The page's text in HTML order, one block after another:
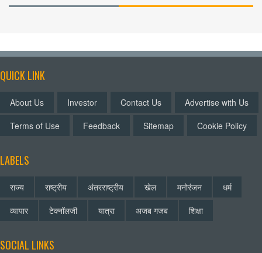
QUICK LINK
About Us Investor Contact Us
Advertise with Us
Terms of Use
Feedback Sitemap Cookie Policy
LABELS
राज्य राष्ट्रीय अंतरराष्ट्रीय खेल मनोरंजन
धर्म
व्यापार
टेक्नॉलजी यात्रा अजब गजब शिक्षा
SOCIAL LINKS